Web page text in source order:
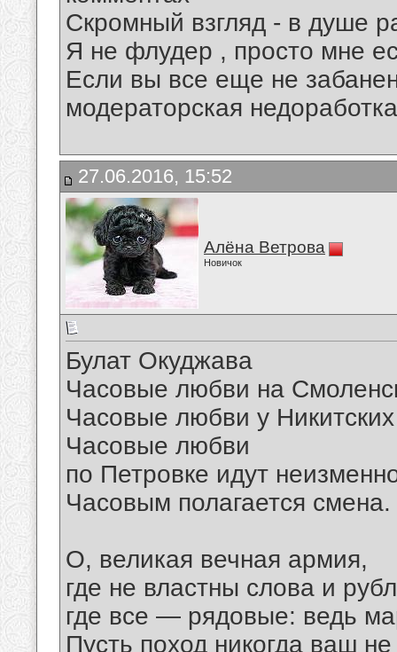
Скромный взгляд - в душе
Я не флудер , просто мне
Если вы все еще не
модераторская
27.06.2016, 15:52
Алёна Ветрова
Новичок
Булат Окуджава
Часовые любви на
Часовые любви у Никитских
Часовые любви
по Петровке идут
Часовым полагается смена.
О, великая вечная армия,
где не властны слова и
где все — рядовые: ведь
Пусть поход никогда ваш не